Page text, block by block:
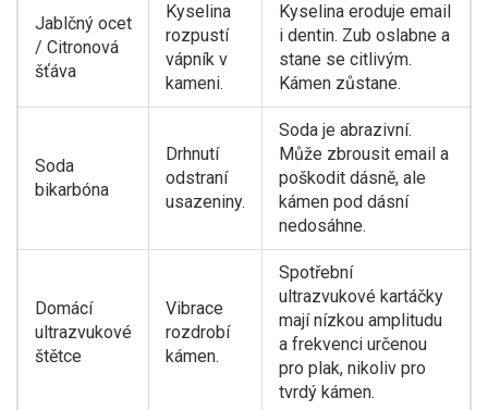
Jablčný ocet
/ Citronová
šťáva
Kyselina
rozpustí
vápník v
kameni.
Kyselina eroduje email
i dentin. Zub oslabne a
stane se citlivým.
Kámen zůstane.
Soda
bikarbóna
Drhnutí
odstraní
usazeniny.
Soda je abrazivní.
Může zbrousit email a
poškodit dásně, ale
kámen pod dásní
nedosáhne.
Domácí
ultrazvukové
štětce
Vibrace
rozdrobí
kámen.
Spotřební
ultrazvukové kartáčky
mají nízkou amplitudu
a frekvenci určenou
pro plak, nikoliv pro
tvrdý kámen.